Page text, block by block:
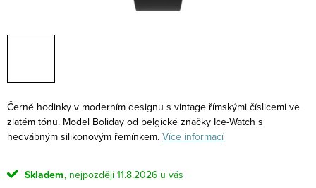
Černé hodinky v moderním designu s vintage římskými číslicemi ve
zlatém tónu. Model Boliday od belgické značky Ice-Watch s
hedvábným silikonovým řemínkem. Více informací
Skladem
11.8.2026